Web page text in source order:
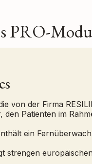
PRO-
von der Firma
den Patienten im
ein
strengen